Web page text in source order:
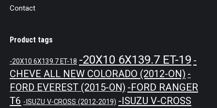
Contact
Product tags
-20X10 6X139.7 ET-18 -20X10 6X139.7 ET-19 -
CHEVE ALL NEW COLORADO (2012-ON) -
FORD EVEREST (2015-ON) -FORD RANGER
T6 -ISUZU V-CROSS (2012-2019) -ISUZU V-CROSS